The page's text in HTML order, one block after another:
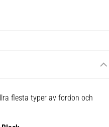
flesta typer av fordon och